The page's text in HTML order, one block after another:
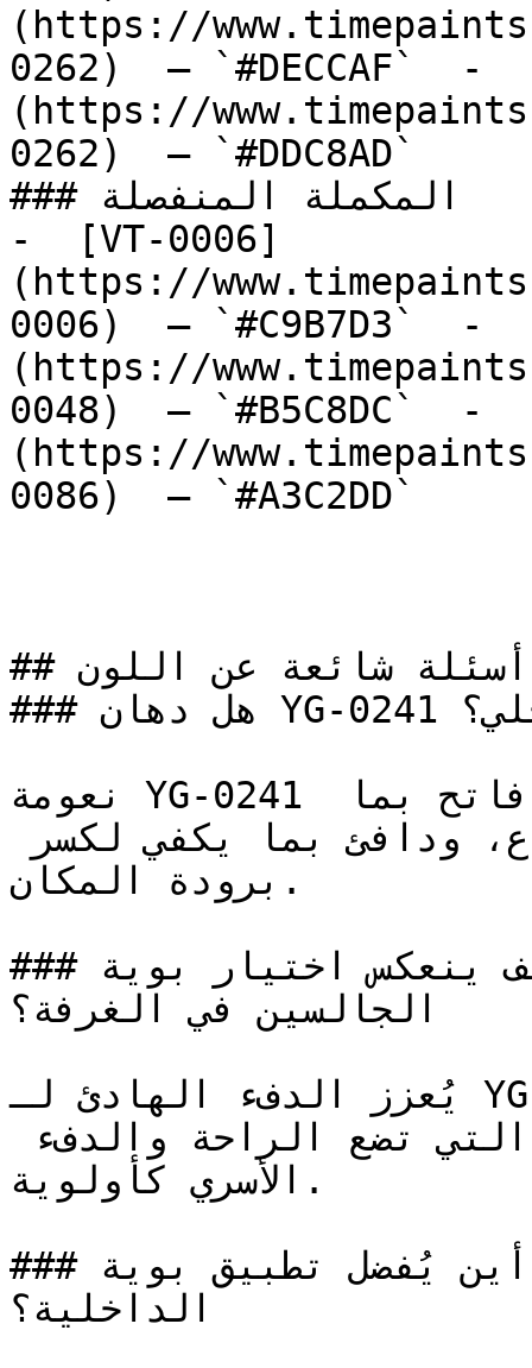
(https://
0262)  — `#DECCAF`  -
(https://
0262)  — `#DDC8AD`
### المكملة المنفصلة
-  [VT-0006]
(https://
0006)  — `#C9B7D3`  -
(https://
0048)  — `#B5C8DC`  -
(https://
0086)  — `#A3C2DD`
## أسئلة شائعة عن اللون
### هل دهان YG-0241 خيار مناسب للتصميم الداخلي؟
نعومة YG-0241 تجعله خياراً مرناً وعملياً — فاتح بما
برودة المكان.
### كيف ينعكس اختيار بوية YG-0241 على نفسية
الجالسين في الغرفة؟
يُعزز الدفء الهادئ لـ YG-0241 الشعور بالأمان النفسي،
الأسري كأولوية.
### أين يُفضل تطبيق بوية YG-0241 في المساحات
الداخلية؟